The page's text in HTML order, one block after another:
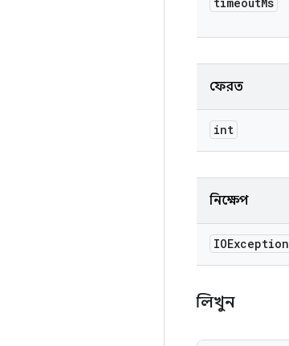
ফেরত
int
নিক্ষেপ
IOException
লিখুন